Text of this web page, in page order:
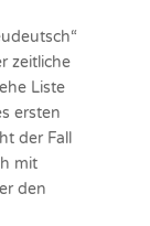
zeitliche
Liste
ersten
der Fall
mit
den